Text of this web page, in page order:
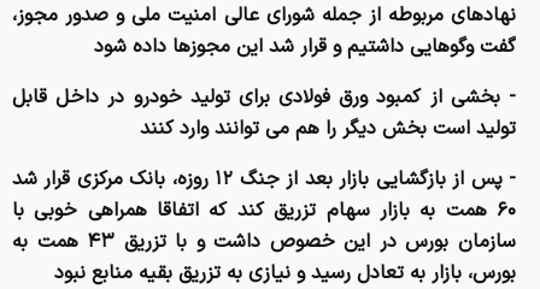
نهادهای مربوطه از جمله شورای عالی امنیت ملی و صدور مجوز،
گفت وگوهایی داشتیم و قرار شد این مجوزها داده شود
- بخشی از کمبود ورق فولادی برای تولید خودرو در داخل قابل
تولید است بخش دیگر را هم می توانند وارد کنند
- پس از بازگشایی بازار بعد از جنگ ۱۲ روزه، بانک مرکزی قرار شد
۶۰ همت به بازار سهام تزریق کند که اتفاقا همراهی خوبی با
سازمان بورس در این خصوص داشت و با تزریق ۴۳ همت به
بورس، بازار به تعادل رسید و نیازی به تزریق بقیه منابع نبود